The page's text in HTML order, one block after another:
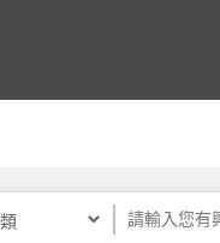
關鍵字